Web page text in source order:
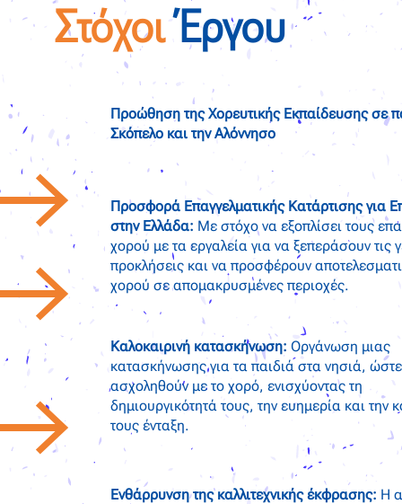
ΣτόχοιΈργου
Προώθηση της Χορευτικής Εκπαίδευσης σε
Σκόπελο και την Αλόννησο
Προσφορά Επαγγελματικής Κατάρτισης για
στην Ελλάδα: Με στόχο να εξοπλίσει τους
χορού με τα εργαλεία για να ξεπεράσουν τις
προκλήσεις και να προσφέρουν
χορού σε απομακρυσμένες περιοχές.
Καλοκαιρινή κατασκήνωση: Οργάνωση μιας
κατασκήνωσης για τα παιδιά στα νησιά,
ασχοληθούν με το χορό, ενισχύοντας τη
δημιουργικότητά τους, την ευημερία και την
τους ένταξη.
Ενθάρρυνση της καλλιτεχνικής έκφρασης: Η